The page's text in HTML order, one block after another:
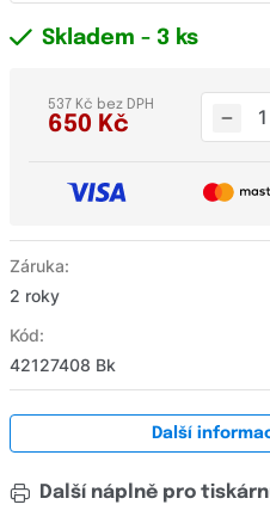
Záruka:
2 roky
Kód:
42127408 Bk
Skladem - 3 ks
650 Kč
537 Kč bez DPH
Další
Další náplně pro